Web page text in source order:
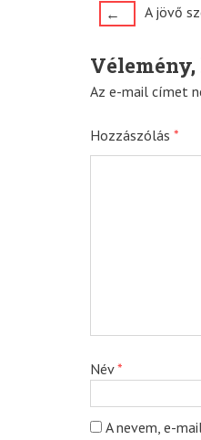
Post
← A jövő
Vélemény,
Az e-mail címet
Hozzászólás *
Név*
A nevem, e-